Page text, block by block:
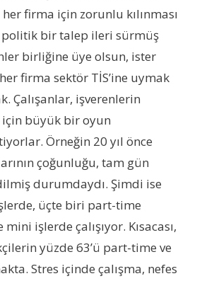
firma için zorunlu kılınması
bir talep ileri sürmüş
birliğine üye olsun, ister
firma sektör TİS’ine uymak
Çalışanlar, işverenlerin
için büyük bir oyun
Örneğin 20 yıl önce
çoğunluğu, tam gün
durumdaydı. Şimdi ise
üçte biri part-time
işlerde çalışıyor. Kısacası,
yüzde 63’ü part-time ve
Stres içinde çalışma, nefes